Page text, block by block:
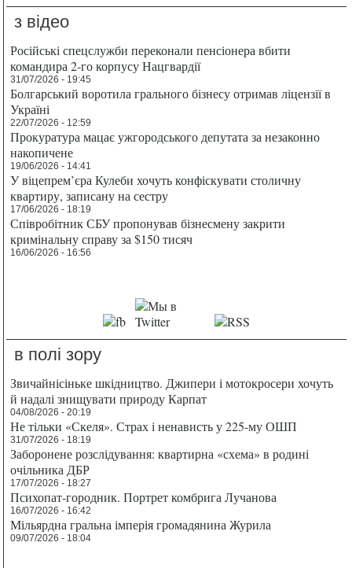
з відео
Російські спецслужби переконали пенсіонера вбити
командира 2-го корпусу Нацгвардії
31/07/2026 - 19:45
Болгарський воротила грального бізнесу отримав ліцензії в
Україні
22/07/2026 - 12:59
Прокуратура мацає ужгородського депутата за незаконно
накопичене
19/06/2026 - 14:41
У віцепрем’єра Кулеби хочуть конфіскувати столичну
квартиру, записану на сестру
17/06/2026 - 18:19
Співробітник СБУ пропонував бізнесмену закрити
кримінальну справу за $150 тисяч
16/06/2026 - 16:56
в полі зору
Звичайнісіньке шкідництво. Джипери і мотокросери хочуть
й надалі знищувати природу Карпат
04/08/2026 - 20:19
Не тільки «Скеля». Страх і ненависть у 225-му ОШП
31/07/2026 - 18:19
Заборонене розслідування: квартирна «схема» в родині
очільника ДБР
17/07/2026 - 18:27
Психопат-городник. Портрет комбрига Лучанова
16/07/2026 - 16:42
Мільярдна гральна імперія громадянина Журила
09/07/2026 - 18:04